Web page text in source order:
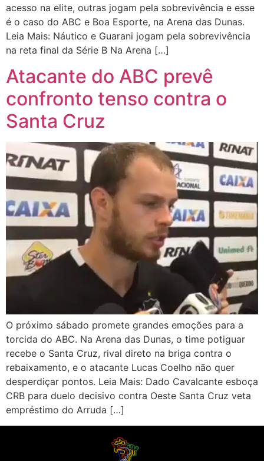
acesso na elite, outras jogam pela sobrevivência e esse
é o caso do ABC e Boa Esporte, na Arena das Dunas.
Leia Mais: Náutico e Guarani jogam pela sobrevivência
na reta final da Série B Na Arena […]
Atacante do ABC prevê
confronto tenso contra o
Santa Cruz
O próximo sábado promete grandes emoções para a
torcida do ABC. Na Arena das Dunas, o time potiguar
recebe o Santa Cruz, rival direto na briga contra o
rebaixamento, e o atacante Lucas Coelho não quer
desperdiçar pontos. Leia Mais: Dado Cavalcante esboça
CRB para duelo decisivo contra Oeste Santa Cruz veta
empréstimo do Arruda […]